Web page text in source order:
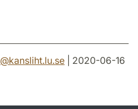
@kansliht.lu.se | 2020-06-16